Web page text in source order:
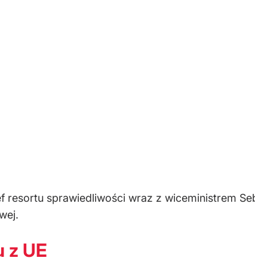
resortu sprawiedliwości wraz z wiceministrem
z UE